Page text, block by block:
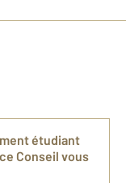
étudiant
Conseil vous